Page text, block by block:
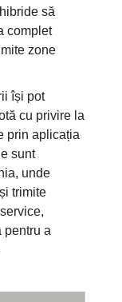
să
complet
zone
își pot
cu privire la
prin aplicația
sunt
unde
trimite
pentru a